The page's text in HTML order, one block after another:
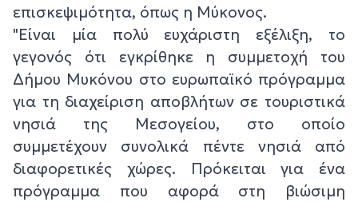
επισκεψιμότητα, όπως η Μύκονος.
"Είναι μία πολύ ευχάριστη εξέλιξη, το
γεγονός ότι εγκρίθηκε η συμμετοχή του
Δήμου Μυκόνου στο ευρωπαϊκό πρόγραμμα
για τη διαχείριση αποβλήτων σε τουριστικά
νησιά της Μεσογείου, στο οποίο
συμμετέχουν συνολικά πέντε νησιά από
διαφορετικές χώρες. Πρόκειται για ένα
πρόγραμμα που αφορά στη βιώσιμη